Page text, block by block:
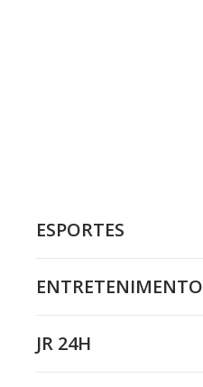
ESPORTES
ENTRETENIMENTO
JR 24H